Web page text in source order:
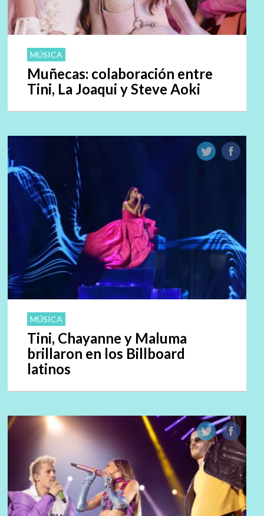
MÚSICA
Muñecas: colaboración entre
Tini, La Joaqui y Steve Aoki
MÚSICA
Tini, Chayanne y Maluma
brillaron en los Billboard
latinos